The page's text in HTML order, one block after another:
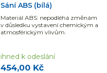
Sání ABS (bílá)
Materiál ABS: nepodléhá změnám
v důsledku vystavení chemickým a
atmosférickým vlivům.
454,00 Kč
ihned k odeslání